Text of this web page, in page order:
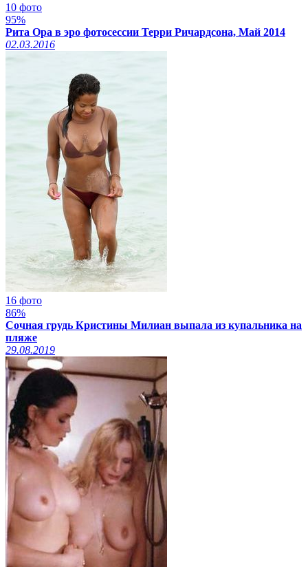
10 фото
95%
Рита Ора в эро фотосессии Терри Ричардсона, Май 2014
02.03.2016
16 фото
86%
Сочная грудь Кристины Милиан выпала из купальника на
пляже
29.08.2019